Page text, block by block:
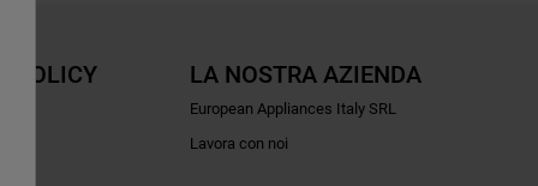
POLICY LA NOSTRA AZIENDA
European Appliances Italy SRL
Lavora con noi